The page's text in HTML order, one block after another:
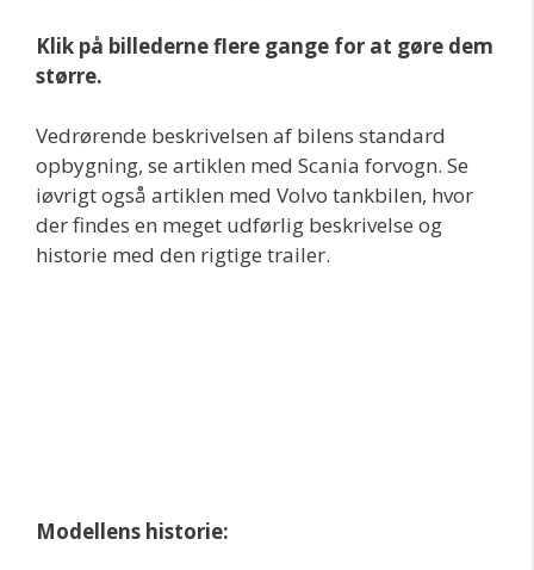
Klik på billederne flere gange for at gøre dem
større.
Vedrørende beskrivelsen af bilens standard
opbygning, se artiklen med Scania forvogn. Se
iøvrigt også artiklen med Volvo tankbilen, hvor
der findes en meget udførlig beskrivelse og
historie med den rigtige trailer.
Modellens historie: